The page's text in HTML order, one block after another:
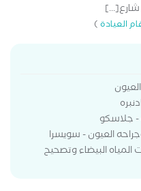
العيادة)
- جلاسكو
العيون - سويسرا
المياه البيضاء وتصحيح